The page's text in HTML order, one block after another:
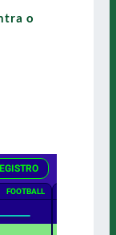
o